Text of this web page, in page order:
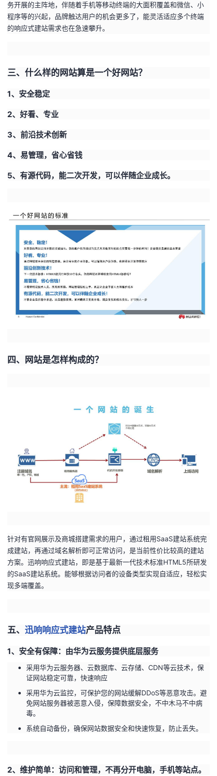
务开展的主阵地，伴随着手机等移动终端的大面积覆盖和微信、小
程序等的兴起，品牌触达用户的机会更多了，能灵活适应多个终端
的响应式建站需求也在急速攀升。
三、什么样的网站算是一个好网站？
1、安全稳定
2、好看、专业
3、前沿技术创新
4、易管理，省心省钱
5、有源代码，能二次开发，可以伴随企业成长。
四、网站是怎样构成的？
针对有官网展示及商城搭建需求的用户，通过租用SaaS建站系统完
成建站，再通过域名解析即可正常访问，是当前性价比较高的建站
方案。迅响响应式建站，即是基于最新一代技术标准HTML5所研发
的SaaS建站系统。能够根据访问者的设备类型实现自适应，轻松实
现多端覆盖。
五、 迅响响应式建站产品特点
1、安全有保障：由华为云服务提供底层服务
采用华为云服务器、云数据库、云存储、CDN等云技术，保
证网站稳定可靠，快速响应
采用华为云监控，可保护您的网站缓解DDoS等恶意攻击。避
免网站服务器被恶意入侵，保障数据安全，不中木马不中病
毒。
系统自动备份，确保网站数据安全和快速恢复，防止丢失。
2、维护简单：访问和管理，不再分开电脑，手机等站点。